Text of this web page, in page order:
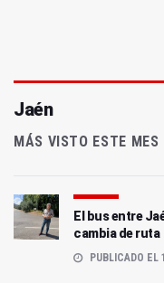
Jaén
MÁS VISTO ESTE MES
El bus entre
cambia de ruta
PUBLICADO EL